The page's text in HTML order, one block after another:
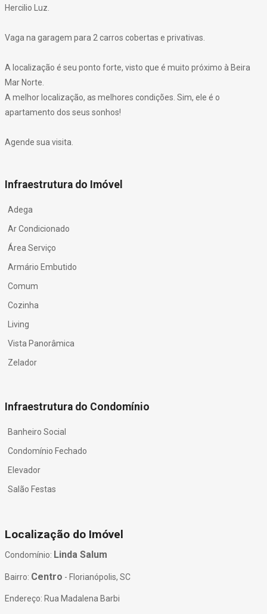
Hercilio Luz.
Vaga na garagem para 2 carros cobertas e privativas.
A localização é seu ponto forte, visto que é muito próximo à Beira
Mar Norte.
A melhor localização, as melhores condições. Sim, ele é o
apartamento dos seus sonhos!
Agende sua visita.
Infraestrutura do Imóvel
Adega
Ar Condicionado
Área Serviço
Armário Embutido
Comum
Cozinha
Living
Vista Panorâmica
Zelador
Infraestrutura do Condomínio
Banheiro Social
Condomínio Fechado
Elevador
Salão Festas
Localização do Imóvel
Condomínio: Linda Salum
Bairro: Centro - Florianópolis, SC
Endereço: Rua Madalena Barbi